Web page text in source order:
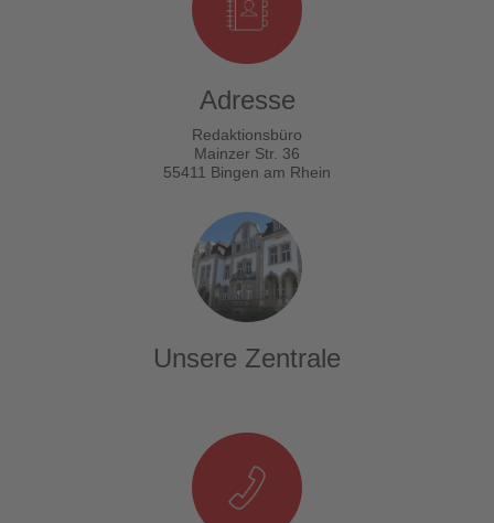
Adresse
Redaktionsbüro
Mainzer Str. 36
55411 Bingen am Rhein
Unsere Zentrale